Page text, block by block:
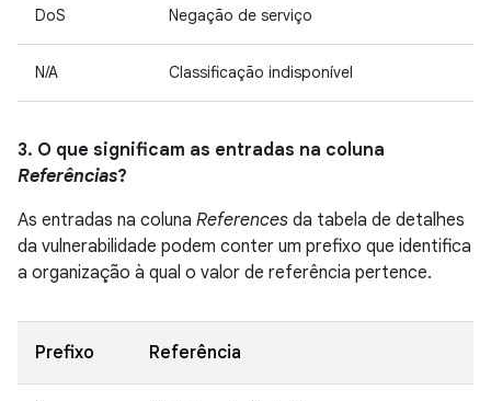
DoS Negação de serviço
N/A Classificação indisponível
3. O que significam as entradas na coluna
Referências?
As entradas na coluna References da tabela de detalhes
da vulnerabilidade podem conter um prefixo que identifica
a organização à qual o valor de referência pertence.
Prefixo Referência